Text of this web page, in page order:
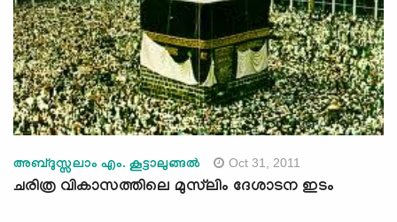
അബ്ദുസ്സലാം എം. കൂട്ടാലുങ്ങല്‍ Oct 31, 2011
ചരിത്ര വികാസത്തിലെ മുസ്‌ലിം ദേശാടന ഇടം